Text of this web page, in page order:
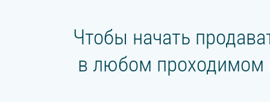
Касса для офлайн магазина
Интернет-магазин
Чтобы начать
в любом проходимом